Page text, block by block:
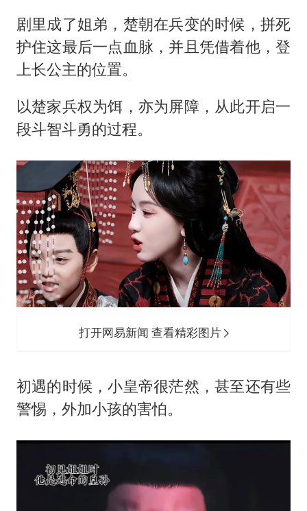
剧里成了姐弟，楚朝在兵变的时候，拼死
护住这最后一点血脉，并且凭借着他，登
上长公主的位置。
以楚家兵权为饵，亦为屏障，从此开启一
段斗智斗勇的过程。
打开网易新闻 查看精彩图片
初遇的时候，小皇帝很茫然，甚至还有些
警惕，外加小孩的害怕。